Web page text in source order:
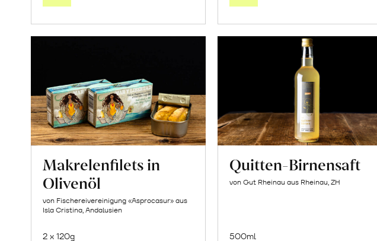
Makrelenfilets in
Olivenöl
von Fischereivereinigung «Asprocasur» aus
Isla Cristina, Andalusien
2 x 120g
Quitten-Birnensaft
von Gut Rheinau aus Rheinau, ZH
500ml